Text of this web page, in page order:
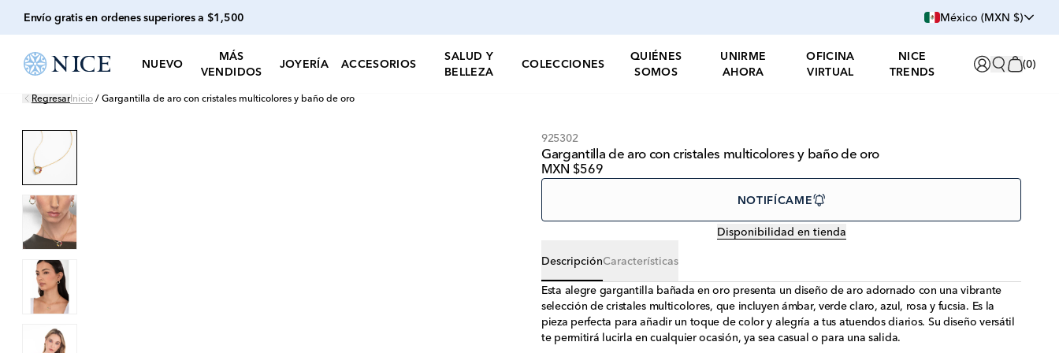
Envío gratis en ordenes superiores a $1,500 México (MXN $)
NUEVO
MÁS
VENDIDOS
JOYERÍA ACCESORIOS
SALUD Y
BELLEZA
COLECCIONES
QUIÉNES
SOMOS
UNIRME
AHORA
OFICINA
VIRTUAL
NICE
TRENDS
(0)
RegresarInicio / Gargantilla de aro con cristales multicolores y baño de oro
925302
Gargantilla de aro con cristales multicolores y baño de oro
MXN $569
NOTIFÍCAME
Disponibilidad en tienda
DescripciónCaracterísticas
Esta alegre gargantilla bañada en oro presenta un diseño de aro adornado con una vibrante
selección de cristales multicolores, que incluyen ámbar, verde claro, azul, rosa y fucsia. Es la
pieza perfecta para añadir un toque de color y alegría a tus atuendos diarios. Su diseño versátil
te permitirá lucirla en cualquier ocasión, ya sea casual o para una salida.